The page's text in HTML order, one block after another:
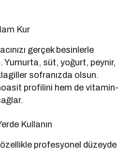
Kur
gerçek besinlerle
Yumurta, süt, yoğurt, peynir,
sofranızda olsun.
profilini hem de vitamin-
Kullanın
profesyonel düzeyde